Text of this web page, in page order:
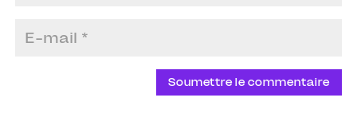
Soumettre le commentaire